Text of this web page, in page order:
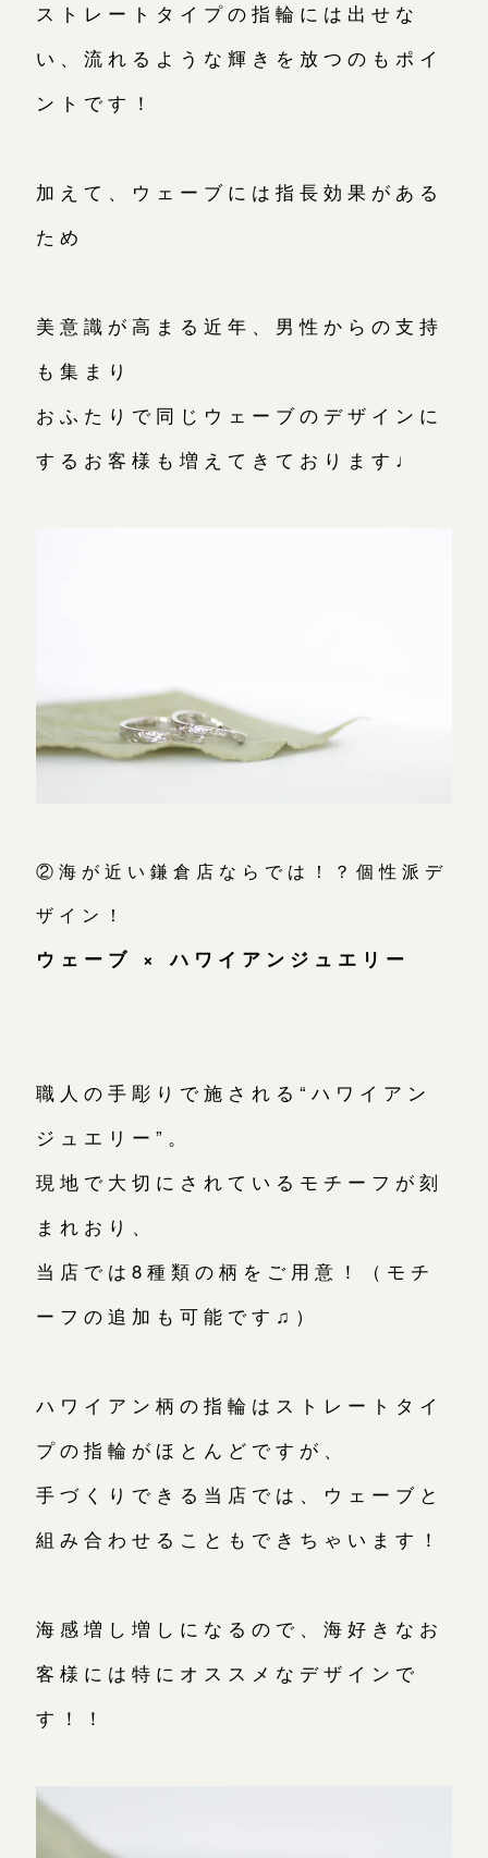
ストレートタイプの指輪には出せな
い、流れるような輝きを放つのもポイ
ントです！
加えて、ウェーブには指長効果がある
ため
美意識が高まる近年、男性からの支持
も集まり
おふたりで同じウェーブのデザインに
するお客様も増えてきております♩
②海が近い鎌倉店ならでは！？個性派デ
ザイン！
ウェーブ × ハワイアンジュエリー
職人の手彫りで施される“ハワイアン
ジュエリー”。
現地で大切にされているモチーフが刻
まれおり、
当店では8種類の柄をご用意！（モチ
ーフの追加も可能です♫）
ハワイアン柄の指輪はストレートタイ
プの指輪がほとんどですが、
手づくりできる当店では、ウェーブと
組み合わせることもできちゃいます！
海感増し増しになるので、海好きなお
客様には特にオススメなデザインで
す！！